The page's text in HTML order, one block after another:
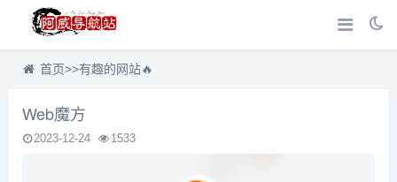
首页>>有趣的网站🔥
Web魔方
2023-12-24 1533